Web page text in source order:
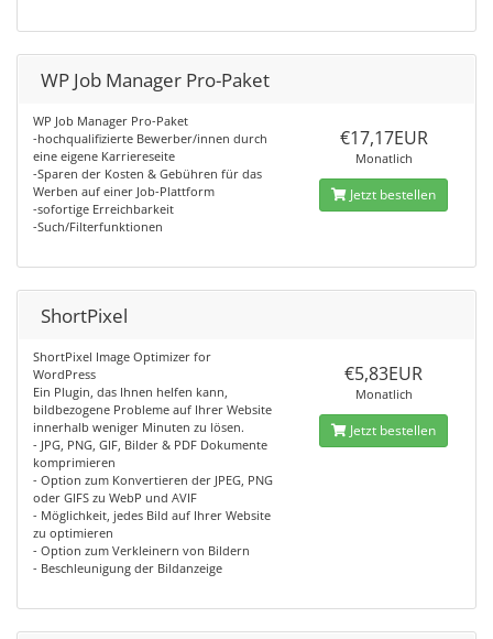
WP Job Manager Pro-Paket
WP Job Manager Pro-Paket
-hochqualifizierte Bewerber/innen durch
eine eigene Karriereseite
-Sparen der Kosten & Gebühren für das
Werben auf einer Job-Plattform
-sofortige Erreichbarkeit
-Such/Filterfunktionen
€17,17EUR
Monatlich
Jetzt bestellen
ShortPixel
ShortPixel Image Optimizer for
WordPress
Ein Plugin, das Ihnen helfen kann,
bildbezogene Probleme auf Ihrer Website
innerhalb weniger Minuten zu lösen.
- JPG, PNG, GIF, Bilder & PDF Dokumente
komprimieren
- Option zum Konvertieren der JPEG, PNG
oder GIFS zu WebP und AVIF
- Möglichkeit, jedes Bild auf Ihrer Website
zu optimieren
- Option zum Verkleinern von Bildern
- Beschleunigung der Bildanzeige
€5,83EUR
Monatlich
Jetzt bestellen